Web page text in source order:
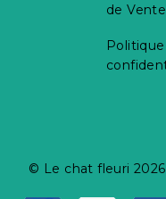
de
© Le chat fleuri 2026